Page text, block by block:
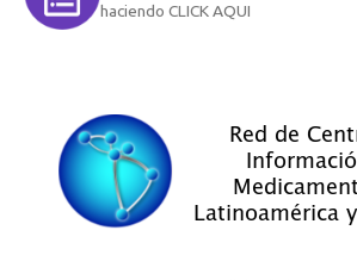
haciendo CLICK AQUI